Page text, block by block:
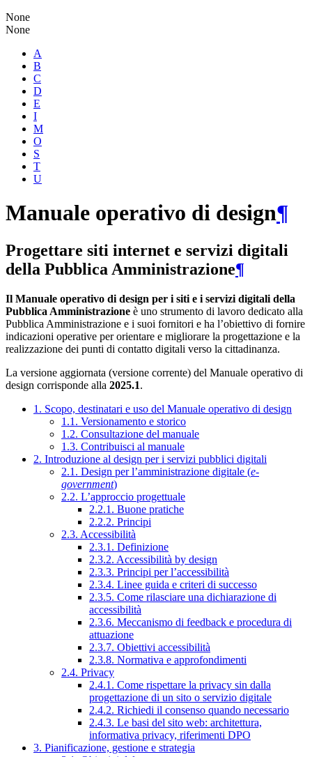
None
None
A
B
C
D
E
I
M
O
S
T
U
Manuale operativo di design¶
Progettare siti internet e servizi digitali
della Pubblica Amministrazione¶
Il Manuale operativo di design per i siti e i servizi digitali della
Pubblica Amministrazione è uno strumento di lavoro dedicato alla
Pubblica Amministrazione e i suoi fornitori e ha l’obiettivo di fornire
indicazioni operative per orientare e migliorare la progettazione e la
realizzazione dei punti di contatto digitali verso la cittadinanza.
La versione aggiornata (versione corrente) del Manuale operativo di
design corrisponde alla 2025.1.
1. Scopo, destinatari e uso del Manuale operativo di design
1.1. Versionamento e storico
1.2. Consultazione del manuale
1.3. Contribuisci al manuale
2. Introduzione al design per i servizi pubblici digitali
2.1. Design per l’amministrazione digitale (e-
government)
2.2. L’approccio progettuale
2.2.1. Buone pratiche
2.2.2. Principi
2.3. Accessibilità
2.3.1. Definizione
2.3.2. Accessibilità by design
2.3.3. Principi per l’accessibilità
2.3.4. Linee guida e criteri di successo
2.3.5. Come rilasciare una dichiarazione di
accessibilità
2.3.6. Meccanismo di feedback e procedura di
attuazione
2.3.7. Obiettivi accessibilità
2.3.8. Normativa e approfondimenti
2.4. Privacy
2.4.1. Come rispettare la privacy sin dalla
progettazione di un sito o servizio digitale
2.4.2. Richiedi il consenso quando necessario
2.4.3. Le basi del sito web: architettura,
informativa privacy, riferimenti DPO
3. Pianificazione, gestione e strategia